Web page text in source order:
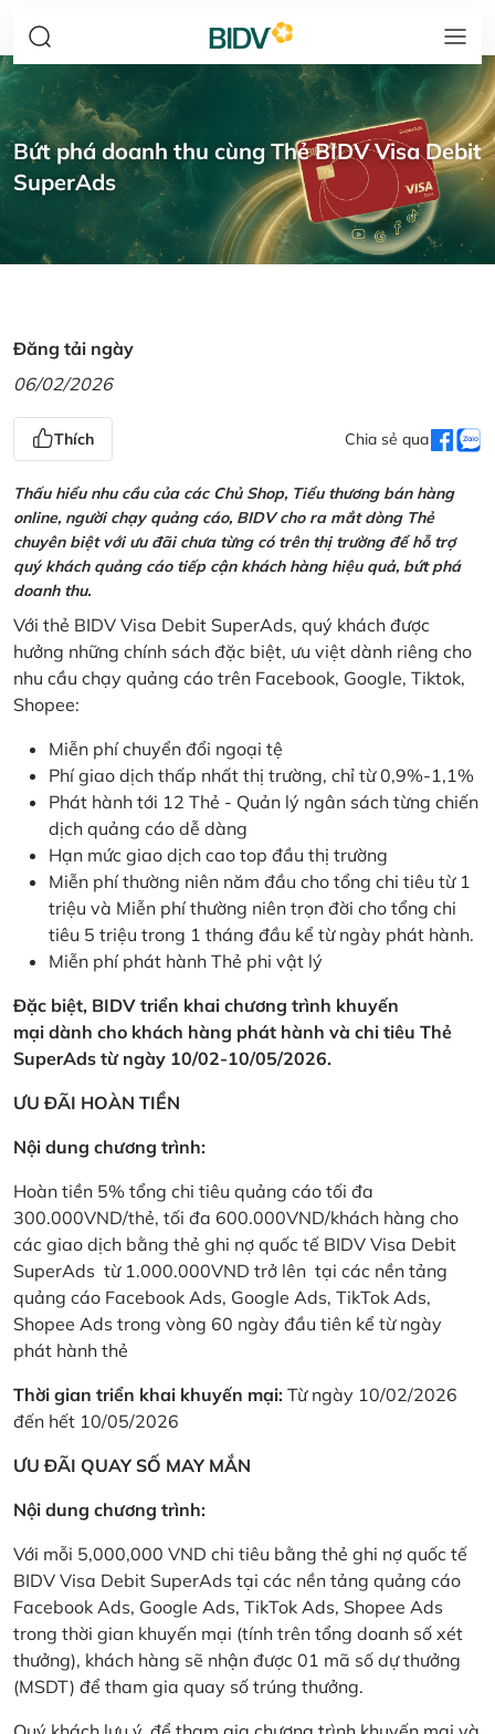
Bứt phá doanh thu cùng Thẻ BIDV Visa Debit
SuperAds
Đăng tải ngày
06/02/2026
Thích Chia sẻ qua
Thấu hiểu nhu cầu của các Chủ Shop, Tiểu thương bán hàng
online, người chạy quảng cáo, BIDV cho ra mắt dòng Thẻ
chuyên biệt với ưu đãi chưa từng có trên thị trường để hỗ trợ
quý khách quảng cáo tiếp cận khách hàng hiệu quả, bứt phá
doanh thu.
Với thẻ BIDV Visa Debit SuperAds, quý khách được
hưởng những chính sách đặc biệt, ưu việt dành riêng cho
nhu cầu chạy quảng cáo trên Facebook, Google, Tiktok,
Shopee:
Miễn phí chuyển đổi ngoại tệ
Phí giao dịch thấp nhất thị trường, chỉ từ 0,9%-1,1%
Phát hành tới 12 Thẻ - Quản lý ngân sách từng chiến
dịch quảng cáo dễ dàng
Hạn mức giao dịch cao top đầu thị trường
Miễn phí thường niên năm đầu cho tổng chi tiêu từ 1
triệu và Miễn phí thường niên trọn đời cho tổng chi
tiêu 5 triệu trong 1 tháng đầu kể từ ngày phát hành.
Miễn phí phát hành Thẻ phi vật lý
Đặc biệt, BIDV triển khai chương trình khuyến
mại dành cho khách hàng phát hành và chi tiêu Thẻ
SuperAds từ ngày 10/02-10/05/2026.
ƯU ĐÃI HOÀN TIỀN
Nội dung chương trình:
Hoàn tiền 5% tổng chi tiêu quảng cáo tối đa
300.000VND/thẻ, tối đa 600.000VND/khách hàng cho
các giao dịch bằng thẻ ghi nợ quốc tế BIDV Visa Debit
SuperAds từ 1.000.000VND trở lên tại các nền tảng
quảng cáo Facebook Ads, Google Ads, TikTok Ads,
Shopee Ads trong vòng 60 ngày đầu tiên kể từ ngày
phát hành thẻ
Thời gian triển khai khuyến mại: Từ ngày 10/02/2026
đến hết 10/05/2026
ƯU ĐÃI QUAY SỐ MAY MẮN
Nội dung chương trình:
Với mỗi 5,000,000 VND chi tiêu bằng thẻ ghi nợ quốc tế
BIDV Visa Debit SuperAds tại các nền tảng quảng cáo
Facebook Ads, Google Ads, TikTok Ads, Shopee Ads
trong thời gian khuyến mại (tính trên tổng doanh số xét
thưởng), khách hàng sẽ nhận được 01 mã số dự thưởng
(MSDT) để tham gia quay số trúng thưởng.